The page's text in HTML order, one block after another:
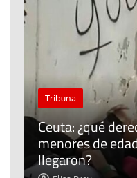
Tribuna
Ceuta: ¿qué
menores de
llegaron?